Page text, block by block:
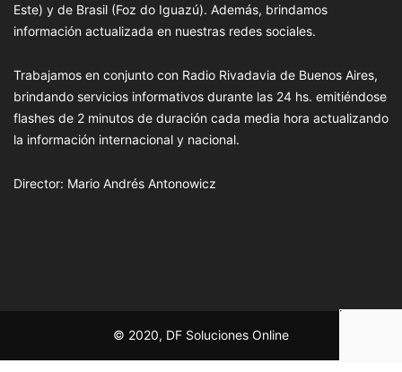
Este) y de Brasil (Foz do Iguazú). Además, brindamos
información actualizada en nuestras redes sociales.
Trabajamos en conjunto con Radio Rivadavia de Buenos Aires,
brindando servicios informativos durante las 24 hs. emitiéndose
flashes de 2 minutos de duración cada media hora actualizando
la información internacional y nacional.
Director: Mario Andrés Antonowicz
© 2020, DF Soluciones Online